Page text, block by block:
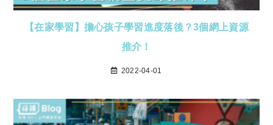
【在家學習】擔心孩子學習進度落後？3個網上資源
推介！
2022-04-01